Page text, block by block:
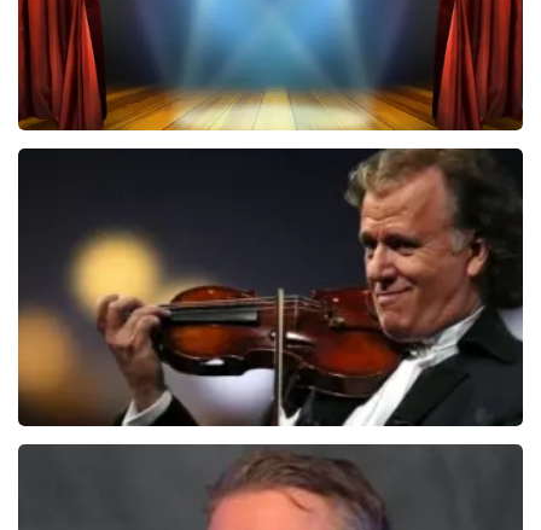
BEKIJKEN
5618+reviews